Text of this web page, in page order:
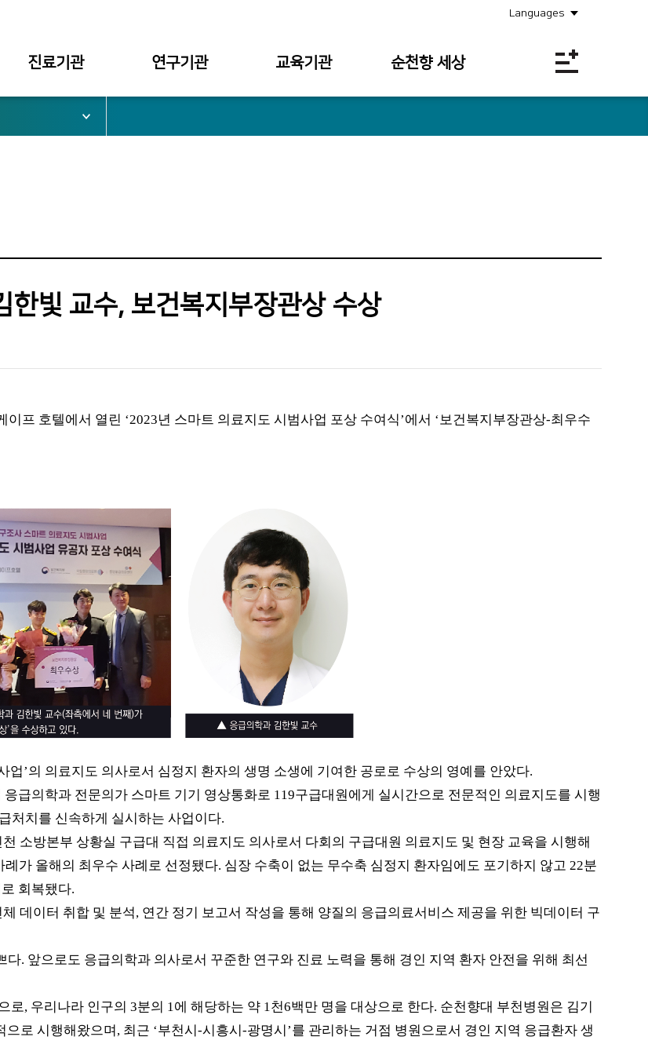
Languages
진료기관
서울병원
연구기관
대학부설
교육기관
대학
순천향 세상
공지사항
한빛 교수, 보건복지부장관상 수상
이프 호텔에서 열린 ‘2023년 스마트 의료지도 시범사업 포상 수여식’에서 ‘보건복지부장관상-최우수
업’의 의료지도 의사로서 심정지 환자의 생명 소생에 기여한 공로로 수상의 영예를 안았다.
급의학과 전문의가 스마트 기기 영상통화로 119구급대원에게 실시간으로 전문적인 의료지도를 시행
처치를 신속하게 실시하는 사업이다.
천 소방본부 상황실 구급대 직접 의료지도 의사로서 다회의 구급대원 의료지도 및 현장 교육을 시행해
가 올해의 최우수 사례로 선정됐다. 심장 수축이 없는 무수축 심정지 환자임에도 포기하지 않고22분
회복됐다.
데이터 취합 및 분석, 연간 정기 보고서 작성을 통해 양질의 응급의료서비스 제공을 위한 빅데이터 구
다. 앞으로도 응급의학과 의사로서 꾸준한 연구와 진료 노력을 통해 경인 지역 환자 안전을 위해 최선
로, 우리나라 인구의3분의 1에 해당하는 약 1천6백만 명을 대상으로 한다. 순천향대 부천병원은 김기
으로 시행해왔으며 , 최근 ‘부천시-시흥시-광명시 ’를 관리하는 거점 병원으로서 경인 지역 응급환자 생